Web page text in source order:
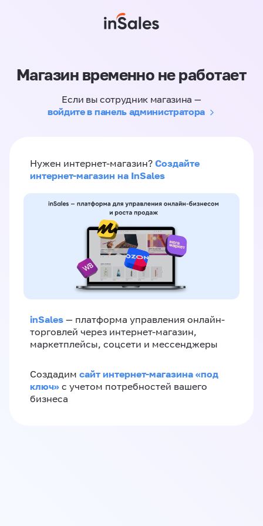
Магазин временно не работает
Если вы сотрудник магазина —
войдите в панель администратора
Нужен интернет-магазин? Создайте
интернет-магазин на InSales
inSales — платформа управления онлайн-
торговлей через интернет-магазин,
маркетплейсы, соцсети и мессенджеры
Создадим сайт интернет-магазина «под
ключ» с учетом потребностей вашего
бизнеса